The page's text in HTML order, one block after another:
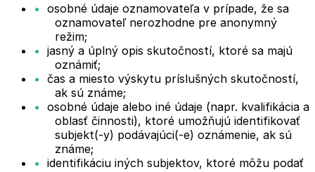
osobné údaje oznamovateľa v prípade, že sa
oznamovateľ nerozhodne pre anonymný
režim;
jasný a úplný opis skutočností, ktoré sa majú
oznámiť;
čas a miesto výskytu príslušných skutočností,
ak sú známe;
osobné údaje alebo iné údaje (napr. kvalifikácia a
oblasť činnosti), ktoré umožňujú identifikovať
subjekt(-y) podávajúci(-e) oznámenie, ak sú
známe;
identifikáciu iných subjektov, ktoré môžu podať